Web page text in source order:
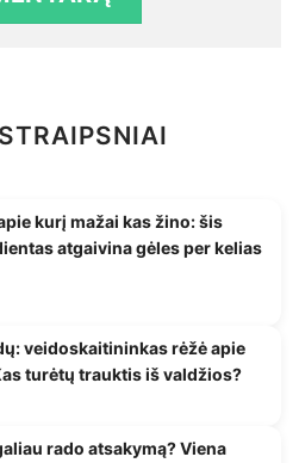
kurį mažai kas žino: šis
atgaivina gėles per kelias
veidoskaitininkas rėžė apie
turėtų trauktis iš valdžios?
rado atsakymą? Viena